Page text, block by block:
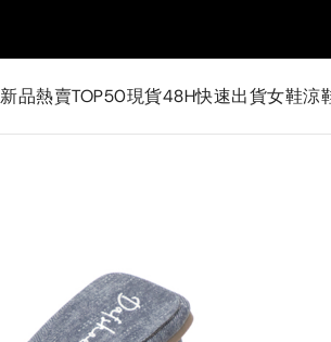
新品熱賣TOP50現貨48H快速出貨女鞋涼